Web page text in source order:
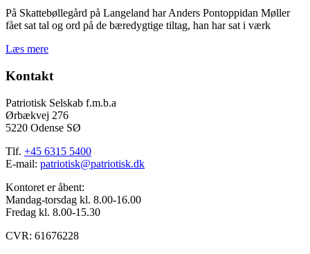
På Skattebøllegård på Langeland har Anders Pontoppidan Møller
fået sat tal og ord på de bæredygtige tiltag, han har sat i værk
Læs mere
Kontakt
Patriotisk Selskab f.m.b.a
Ørbækvej 276
5220 Odense SØ
Tlf. +45 6315 5400
E-mail: patriotisk@patriotisk.dk
Kontoret er åbent:
Mandag-torsdag kl. 8.00-16.00
Fredag kl. 8.00-15.30
CVR: 61676228